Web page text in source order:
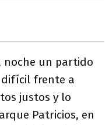
noche un partido
difícil frente a
justos y lo
Patricios, en